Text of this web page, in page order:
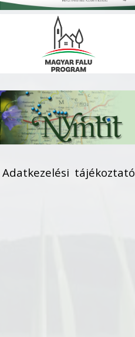
Adatkezelési tájékoztató